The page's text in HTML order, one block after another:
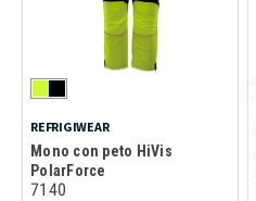
REFRIGIWEAR
Mono con peto HiVis
PolarForce
7140